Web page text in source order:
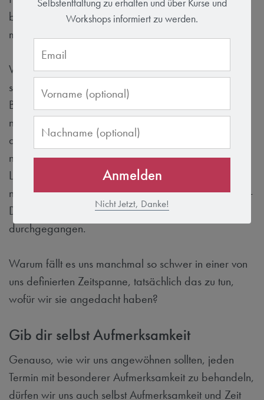
beim Finanzamt beantragen. Im Yoga Studio würde
man sich nicht die Nägel lackieren.
Was bei den obigen Beispielen für Kopfschütteln
sorgt ist im täglichen Leben Gang und Gäbe:
Beim “gemeinsamen” Essen am Abend, wird
nebenbei die Zeitung gelesen, ferngeschaut oder
durchs Handy gescrollt. Beim Autofahren wird
nebenbei geraucht, telefoniert oder sogar der
Lippenstift nachgezogen. Beim Zähneputzen wird
nebenbei die Zeitung am Tablet gelesen oder die To-
Do Liste für den nächsten Tag im Kopf
durchgegangen.
Warum fällt es uns manchmal so schwer in einer von
uns definierten Zeitspanne, tatsächlich das zu tun,
wofür wir sie angedacht haben?
Gib dir selbst Aufmerksamkeit
Genauso, wie wir uns angewöhnen sollten, jeden
Termin mit besonderer Aufmerksamkeit zu behandeln,
dürfen wir uns auch selbst Aufmerksamkeit und Zeit
Workshops informiert zu werden.
Anmelden
Nicht Jetzt, Danke!